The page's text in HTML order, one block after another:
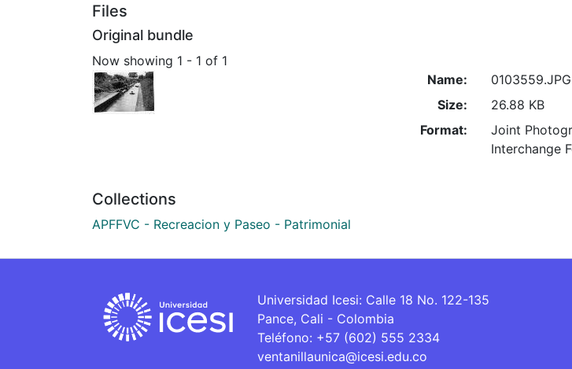
Files
Original bundle
Now showing 1 - 1 of 1
Name:
0103559.JPG
Size:
26.88 KB
Format:
Joint
Interchange
Collections
APFFVC - Recreacion y Paseo - Patrimonial
Universidad Icesi: Calle 18 No. 122-135
Pance, Cali - Colombia
Teléfono: +57 (602) 555 2334
ventanillaunica@icesi.edu.co